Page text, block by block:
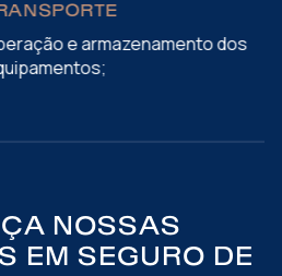
dos
NOSSAS
EM SEGURO DE